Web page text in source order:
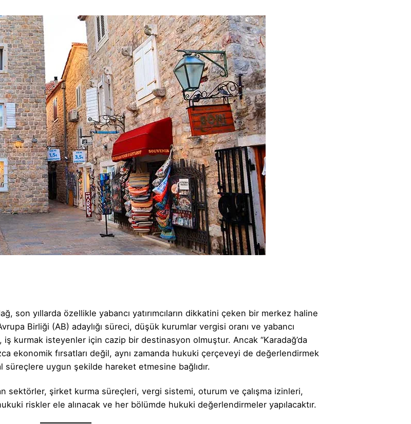
son yıllarda özellikle yabancı yatırımcıların dikkatini çeken bir merkez haline
Birliği (AB) adaylığı süreci, düşük kurumlar vergisi oranı ve yabancı
iş kurmak isteyenler için cazip bir destinasyon olmuştur. Ancak “Karadağ’da
ekonomik fırsatları değil, aynı zamanda hukuki çerçeveyi de değerlendirmek
süreçlere uygun şekilde hareket etmesine bağlıdır.
sektörler, şirket kurma süreçleri, vergi sistemi, oturum ve çalışma izinleri,
riskler ele alınacak ve her bölümde hukuki değerlendirmeler yapılacaktır.